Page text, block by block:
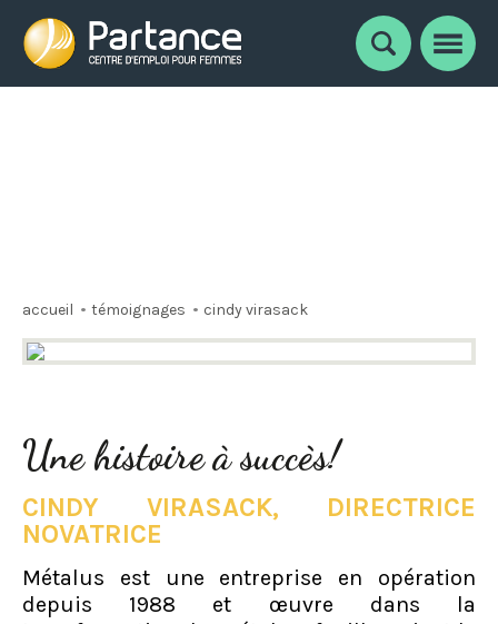
Notre équipe
Faire carrière chez Partance
accueil témoignages cindy virasack
Une histoire à succès!
CINDY VIRASACK, DIRECTRICE
NOVATRICE
Métalus est une entreprise en opération
depuis 1988 et œuvre dans la